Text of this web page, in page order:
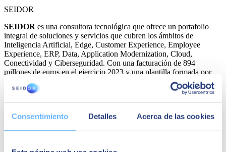
Consentimiento Detalles Acerca de las cookies
SEIDOR
SEIDOR es una consultora tecnológica que ofrece un portafolio
integral de soluciones y servicios que cubren los ámbitos de
Inteligencia Artificial, Edge, Customer Experience, Employee
Experience, ERP, Data, Application Modernization, Cloud,
Conectividad y Ciberseguridad. Con una facturación de 894
millones de euros en el ejercicio 2023 y una plantilla formada por
más de 10.000 profesionales altamente cualificados, SEIDOR tiene
presencia directa en 45 países de Europa, América Latina, Estados
Quizá te puede interesar